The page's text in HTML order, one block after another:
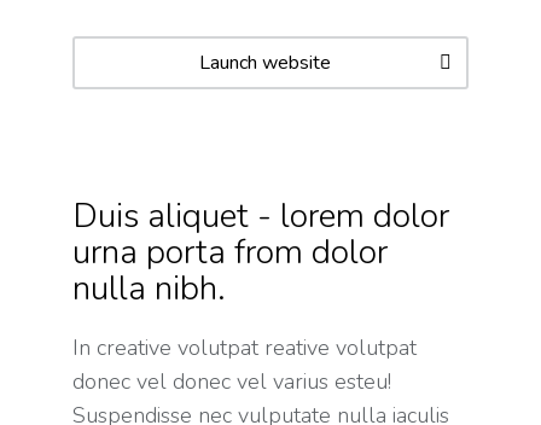
Launch website
Duis aliquet - lorem dolor
urna porta from dolor
nulla nibh.
In creative volutpat reative volutpat
donec vel donec vel varius esteu!
Suspendisse nec vulputate nulla iaculis